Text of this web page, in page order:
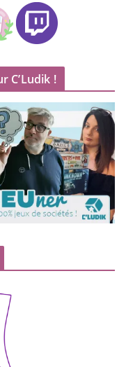
C’Ludik !